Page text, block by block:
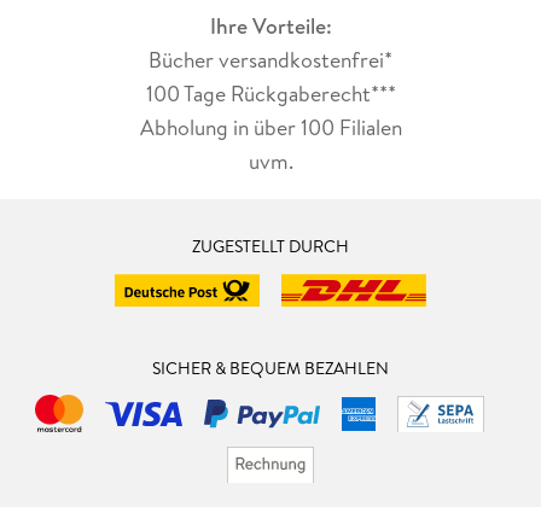
Ihre Vorteile:
Bücher versandkostenfrei*
100 Tage Rückgaberecht***
Abholung in über 100 Filialen
uvm.
ZUGESTELLT DURCH
SICHER & BEQUEM BEZAHLEN